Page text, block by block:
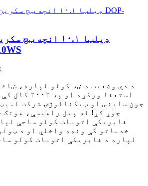
ډیلټا ۱۰.۱ انچه ټچ
د دې وضعیت د ښه کولو لپاره،
استعفا
جون ساینس او ​​ټیکنالوژۍ شرکت
جوړ کړ! له پیل راهیسې، هونګ
فابریکې اتومات کولو ساحې
خدماتو کې ونډه واخلي او د
لپاره د فابریکې اتومات کولو